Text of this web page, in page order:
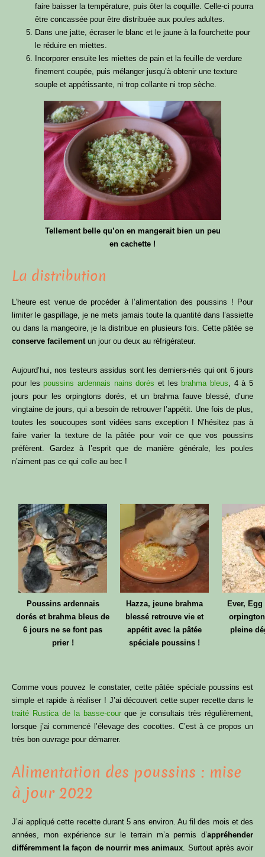
faire baisser la température, puis ôter la coquille. Celle-ci pourra
être concassée pour être distribuée aux poules adultes.
Dans une jatte, écraser le blanc et le jaune à la fourchette pour
le réduire en miettes.
Incorporer ensuite les miettes de pain et la feuille de verdure
finement coupée, puis mélanger jusqu’à obtenir une texture
souple et appétissante, ni trop collante ni trop sèche.
Tellement belle qu’on en mangerait bien un peu
en cachette !
La distribution
L’heure est venue de procéder à l’alimentation des poussins ! Pour
limiter le gaspillage, je ne mets jamais toute la quantité dans l’assiette
ou dans la mangeoire, je la distribue en plusieurs fois. Cette pâtée se
conserve facilementun jour ou deux au réfrigérateur.
Aujourd’hui, nos testeurs assidus sont les derniers-nés qui ont 6 jours
pour lespoussins ardennais nains dorés et les brahma bleus, 4 à 5
jours pour les orpingtons dorés, et un brahma fauve blessé, d’une
vingtaine de jours, qui a besoin de retrouver l’appétit. Une fois de plus,
toutes les soucoupes sont vidées sans exception ! N’hésitez pas à
faire varier la texture de la pâtée pour voir ce que vos poussins
préfèrent. Gardez à l’esprit que de manière générale, les poules
n’aiment pas ce qui colle au bec !
Poussins ardennais
dorés et brahma bleus de
6 jours ne se font pas
prier !
Hazza, jeune brahma
blessé retrouve vie et
appétit avec la pâtée
spéciale poussins !
Ever,
pleine
Comme vous pouvez le constater, cette pâtée spéciale poussins est
simple et rapide à réaliser ! J’ai découvert cette super recette dans le
traité Rustica de la basse-courque je consultais très régulièrement,
lorsque j’ai commencé l’élevage des cocottes. C’est à ce propos un
très bon ouvrage pour démarrer.
Alimentation des poussins : mise
à jour 2022
J’ai appliqué cette recette durant 5 ans environ. Au fil des mois et des
années, mon expérience sur le terrain m’a permis d’appréhender
différemment la façon de nourrir mes animaux . Surtout après avoir